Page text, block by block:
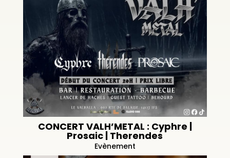
CONCERT VALH’METAL : Cyphre |
Prosaic | Therendes
Evènement